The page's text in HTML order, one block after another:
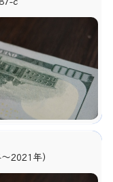
2021年）